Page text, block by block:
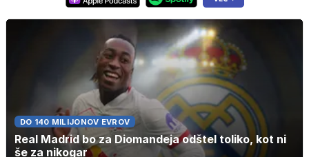
DO 140 MILIJONOV EVROV
Real Madrid bo za Diomandeja odštel toliko, kot ni
še za nikogar